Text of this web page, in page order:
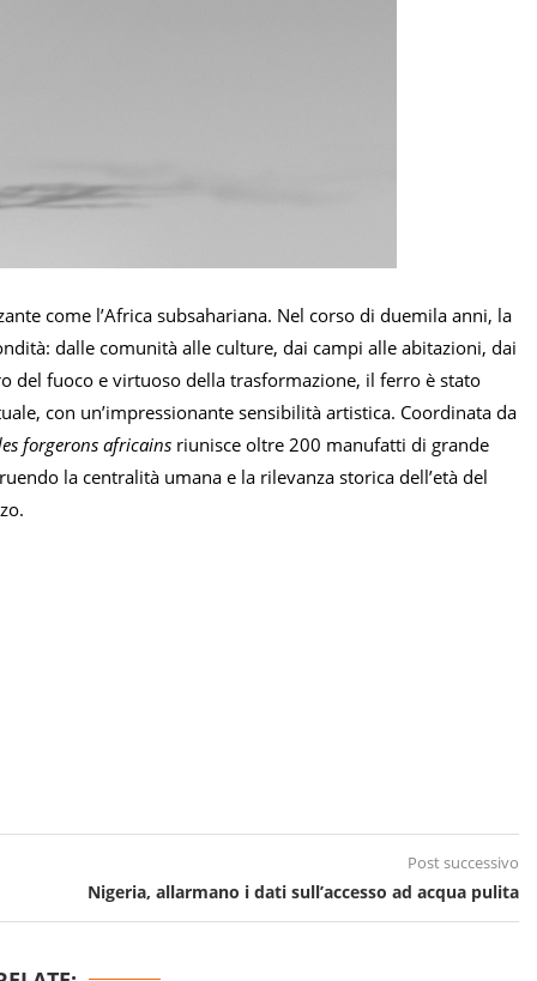
come l’Africa subsahariana. Nel corso di duemila anni, la
dalle comunità alle culture, dai campi alle abitazioni, dai
fuoco e virtuoso della trasformazione, il ferro è stato
con un’impressionante sensibilità artistica. Coordinata da
forgerons africains riunisce oltre 200 manufatti di grande
la centralità umana e la rilevanza storica dell’età del
Post successivo
Nigeria, allarmano i dati sull’accesso ad acqua pulita